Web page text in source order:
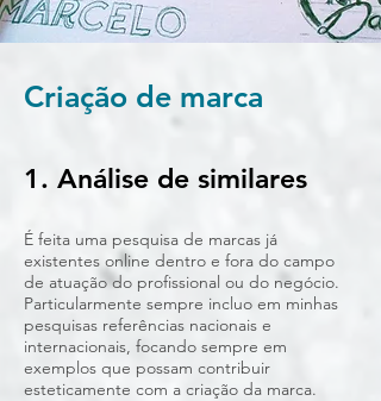
Criação de marca
1. Análise de similares
É feita uma pesquisa de marcas já
existentes online dentro e fora do campo
de atuação do profissional ou do negócio.
Particularmente sempre incluo em minhas
pesquisas referências nacionais e
internacionais, focando sempre em
exemplos que possam contribuir
esteticamente com a criação da marca.